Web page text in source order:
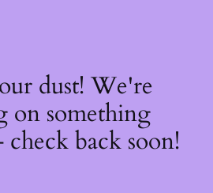
dust! We're
on something
back soon!